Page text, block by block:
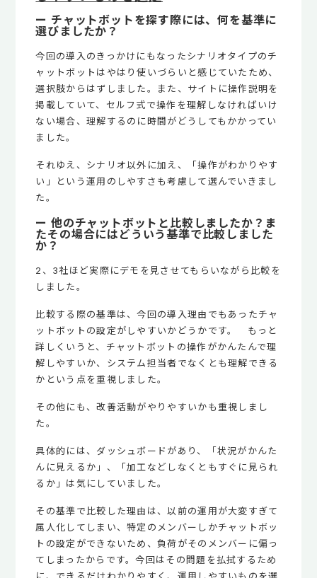
ー チャットボットを探す際には、何を基準に
選びましたか？
今回の導入のきっかけにもなったシナリオタイプのチ
ャットボットはやはり使いづらいと感じていたため、
選択肢からはずしました。また、サイトに操作説明を
掲載していて、セルフ式で操作を理解しなければいけ
ない場合、理解するのに時間がどうしてもかかってい
ました。
それゆえ、シナリオ以外に加え、「操作がわかりやす
い」という運用のしやすさも考慮して選んでいきまし
た。
ー 他のチャットボットと比較しましたか？ま
たその場合にはどういう基準で比較しました
か？
2、3社ほど実際にデモを見させてもらいながら比較を
しました。
比較する際の基準は、今回の導入理由でもあったチャ
ットボットの設定がしやすいかどうかです。 もっと
詳しくいうと、チャットボットの操作がかんたんで理
解しやすいか、システム担当者でなくとも理解できる
かという点を重視しました。
その他にも、改善活動がやりやすいかも重視しまし
た。
具体的には、ダッシュボードがあり、「状況がかんた
んに見えるか」、「加工などしなくともすぐに見られ
るか」は気にしていました。
その基準で比較した理由は、以前の運用が大変すぎて
属人化してしまい、特定のメンバーしかチャットボッ
トの設定ができないため、負荷がそのメンバーに偏っ
てしまったからです。今回はその問題を払拭するため
に、できるだけわかりやすく、運用しやすいものを選